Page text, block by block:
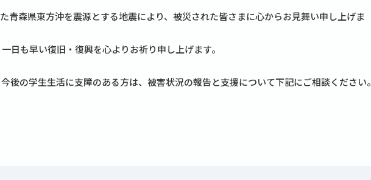
青森県東方沖を震源とする地震により、被災された皆さまに心からお見舞い申し上げま
日も早い復旧・復興を心よりお祈り申し上げます。
後の学生生活に支障のある方は、被害状況の報告と支援について下記にご相談ください。